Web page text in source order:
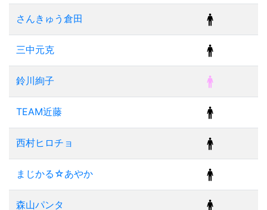
さんきゅう倉田
三中元克
鈴川絢子
TEAM近藤
西村ヒロチョ
まじかる☆あやか
森山パンタ